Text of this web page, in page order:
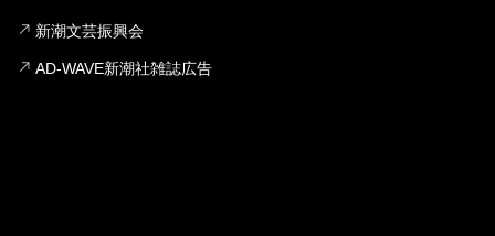
新潮文芸振興会
AD-WAVE新潮社雑誌広告